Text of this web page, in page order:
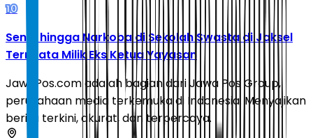
10
Senpi hingga Narkoba di Sekolah Swasta di Jaksel
Ternyata Milik Eks Ketua Yayasan
JawaPos.com adalah bagian dari Jawa Pos Group,
perusahaan media terkemuka di Indonesia. Menyajikan
berita terkini, akurat, dan terpercaya.